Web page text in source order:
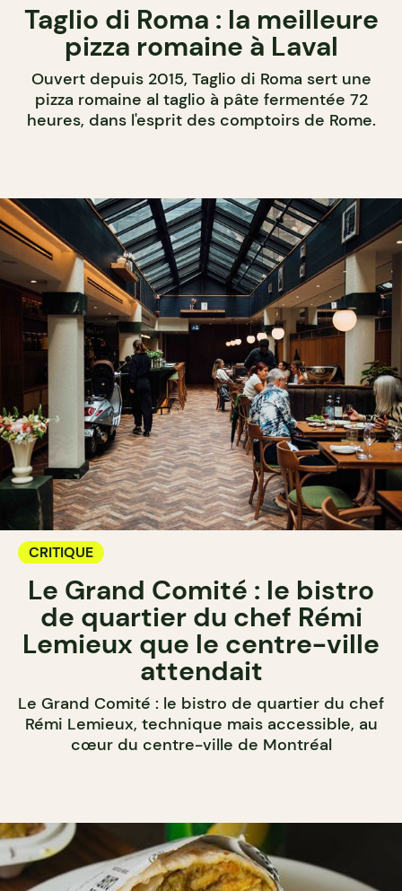
Taglio di Roma : la meilleure
pizza romaine à Laval
Ouvert depuis 2015, Taglio di Roma sert une
pizza romaine al taglio à pâte fermentée 72
heures, dans l'esprit des comptoirs de Rome.
CRITIQUE
Le Grand Comité : le bistro
de quartier du chef Rémi
Lemieux que le centre-ville
attendait
Le Grand Comité : le bistro de quartier du chef
Rémi Lemieux, technique mais accessible, au
cœur du centre-ville de Montréal